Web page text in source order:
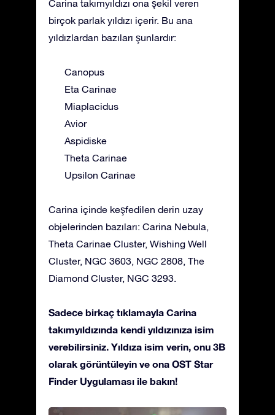
Carina takımyıldızı ona şekil veren
birçok parlak yıldızı içerir. Bu ana
yıldızlardan bazıları şunlardır:
Canopus
Eta Carinae
Miaplacidus
Avior
Aspidiske
Theta Carinae
Upsilon Carinae
Carina içinde keşfedilen derin uzay
objelerinden bazıları: Carina Nebula,
Theta Carinae Cluster, Wishing Well
Cluster, NGC 3603, NGC 2808, The
Diamond Cluster, NGC 3293.
Sadece birkaç tıklamayla Carina
takımyıldızında kendi yıldızınıza isim
verebilirsiniz. Yıldıza isim verin, onu 3B
olarak görüntüleyin ve ona OST Star
Finder Uygulaması ile bakın!